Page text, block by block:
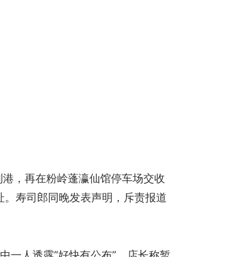
，再在粉岭蓬瀛仙馆停车场交收
寿司郎同晚发表声明，斥责报道